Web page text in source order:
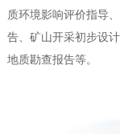
质环境影响评价指导
告、矿山开采初步设
地质勘查报告等。